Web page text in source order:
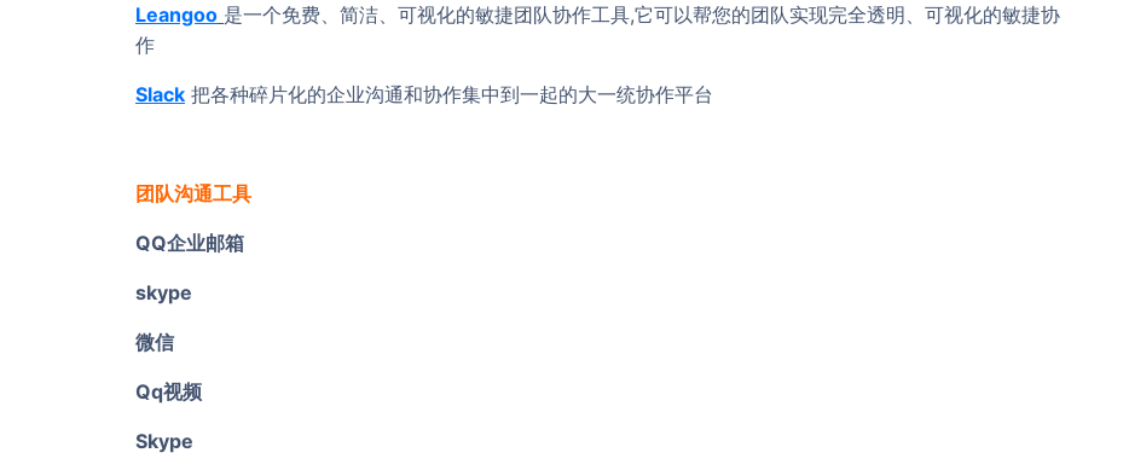
Leangoo 是一个免费、简洁、可视化的敏捷团队协作工具,它可以帮您的团队实现完全透明、可视化的敏捷协
作
Slack 把各种碎片化的企业沟通和协作集中到一起的大一统协作平台
团队沟通工具
QQ企业邮箱
skype
微信
Qq视频
Skype